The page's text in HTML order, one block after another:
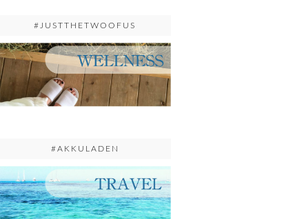
#JUSTTHETWOOFUS
#AKKULADEN